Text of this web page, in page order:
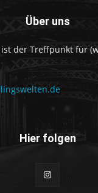
Über uns
der Treffpunkt für
Hier folgen